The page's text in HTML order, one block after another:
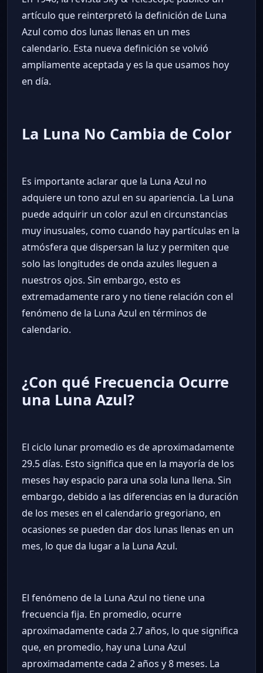
artículo que reinterpretó la definición de Luna
Azul como dos lunas llenas en un mes
calendario. Esta nueva definición se volvió
ampliamente aceptada y es la que usamos hoy
en día.
La Luna No Cambia de Color
Es importante aclarar que la Luna Azul no
adquiere un tono azul en su apariencia. La Luna
puede adquirir un color azul en circunstancias
muy inusuales, como cuando hay partículas en la
atmósfera que dispersan la luz y permiten que
solo las longitudes de onda azules lleguen a
nuestros ojos. Sin embargo, esto es
extremadamente raro y no tiene relación con el
fenómeno de la Luna Azul en términos de
calendario.
¿Con qué Frecuencia Ocurre
una Luna Azul?
El ciclo lunar promedio es de aproximadamente
29.5 días. Esto significa que en la mayoría de los
meses hay espacio para una sola luna llena. Sin
embargo, debido a las diferencias en la duración
de los meses en el calendario gregoriano, en
ocasiones se pueden dar dos lunas llenas en un
mes, lo que da lugar a la Luna Azul.
El fenómeno de la Luna Azul no tiene una
frecuencia fija. En promedio, ocurre
aproximadamente cada 2.7 años, lo que significa
que, en promedio, hay una Luna Azul
aproximadamente cada 2 años y 8 meses. La